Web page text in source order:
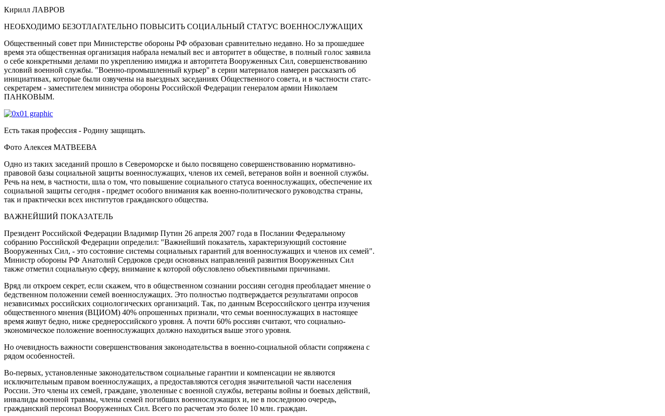
Кирилл ЛАВРОВ
НЕОБХОДИМО БЕЗОТЛАГАТЕЛЬНО ПОВЫСИТЬ СОЦИАЛЬНЫЙ СТАТУС ВОЕННОСЛУЖАЩИХ
Общественный совет при Министерстве обороны РФ образован сравнительно недавно. Но за прошедшее
время эта общественная организация набрала немалый вес и авторитет в обществе, в полный голос заявила
о себе конкретными делами по укреплению имиджа и авторитета Вооруженных Сил, совершенствованию
условий военной службы. "Военно-промышленный курьер" в серии материалов намерен рассказать об
инициативах, которые были озвучены на выездных заседаниях Общественного совета, и в частности статс-
секретарем - заместителем министра обороны Российской Федерации генералом армии Николаем
ПАНКОВЫМ.
Есть такая профессия - Родину защищать.
Фото Алексея МАТВЕЕВА
Одно из таких заседаний прошло в Североморске и было посвящено совершенствованию нормативно-
правовой базы социальной защиты военнослужащих, членов их семей, ветеранов войн и военной службы.
Речь на нем, в частности, шла о том, что повышение социального статуса военнослужащих, обеспечение их
социальной защиты сегодня - предмет особого внимания как военно-политического руководства страны,
так и практически всех институтов гражданского общества.
ВАЖНЕЙШИЙ ПОКАЗАТЕЛЬ
Президент Российской Федерации Владимир Путин 26 апреля 2007 года в Послании Федеральному
собранию Российской Федерации определил: "Важнейший показатель, характеризующий состояние
Вооруженных Сил, - это состояние системы социальных гарантий для военнослужащих и членов их семей".
Министр обороны РФ Анатолий Сердюков среди основных направлений развития Вооруженных Сил
также отметил социальную сферу, внимание к которой обусловлено объективными причинами.
Вряд ли откроем секрет, если скажем, что в общественном сознании россиян сегодня преобладает мнение о
бедственном положении семей военнослужащих. Это полностью подтверждается результатами опросов
независимых российских социологических организаций. Так, по данным Всероссийского центра изучения
общественного мнения (ВЦИОМ) 40% опрошенных признали, что семьи военнослужащих в настоящее
время живут бедно, ниже среднероссийского уровня. А почти 60% россиян считают, что социально-
экономическое положение военнослужащих должно находиться выше этого уровня.
Но очевидность важности совершенствования законодательства в военно-социальной области сопряжена с
рядом особенностей.
Во-первых, установленные законодательством социальные гарантии и компенсации не являются
исключительным правом военнослужащих, а предоставляются сегодня значительной части населения
России. Это члены их семей, граждане, уволенные с военной службы, ветераны войны и боевых действий,
инвалиды военной травмы, члены семей погибших военнослужащих и, не в последнюю очередь,
гражданский персонал Вооруженных Сил. Всего по расчетам это более 10 млн. граждан.